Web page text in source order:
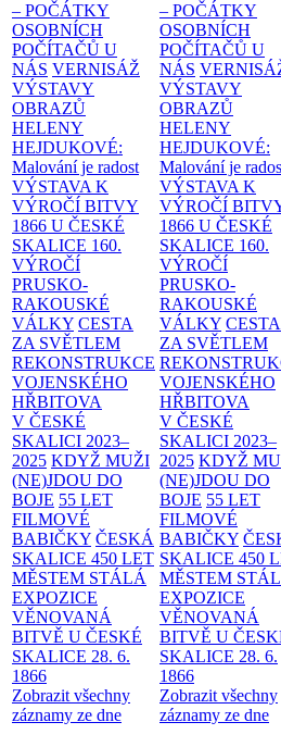
– POČÁTKY
OSOBNÍCH
POČÍTAČŮ U
NÁS VERNISÁŽ
VÝSTAVY
OBRAZŮ
HELENY
HEJDUKOVÉ:
Malování je radost
VÝSTAVA K
VÝROČÍ BITVY
1866 U ČESKÉ
SKALICE 160.
VÝROČÍ
PRUSKO-
RAKOUSKÉ
VÁLKY CESTA
ZA SVĚTLEM
REKONSTRUKCE
VOJENSKÉHO
HŘBITOVA
V ČESKÉ
SKALICI 2023–
2025 KDYŽ MUŽI
(NE)JDOU DO
BOJE 55 LET
FILMOVÉ
BABIČKY ČESKÁ
SKALICE 450 LET
MĚSTEM STÁLÁ
EXPOZICE
VĚNOVANÁ
BITVĚ U ČESKÉ
SKALICE 28. 6.
1866
Zobrazit všechny
záznamy ze dne
– POČÁTKY
OSOBNÍCH
POČÍTAČŮ U
NÁS
VÝSTAVY
OBRAZŮ
HELENY
HEJDUKOVÉ:
Malování je
VÝSTAVA K
VÝROČÍ
1866 U ČESKÉ
SKALICE 160.
VÝROČÍ
PRUSKO-
RAKOUSKÉ
VÁLKY CESTA
ZA SVĚTLEM
VOJENSKÉHO
HŘBITOVA
V ČESKÉ
SKALICI 2023–
2025 KDYŽ
(NE)JDOU DO
BOJE 55 LET
FILMOVÉ
BABIČKY
SKALICE 450
MĚSTEM
EXPOZICE
VĚNOVANÁ
BITVĚ U
SKALICE 28. 6.
1866
Zobrazit všechny
záznamy ze dne